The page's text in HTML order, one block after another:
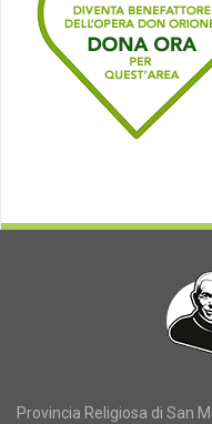
Provincia Religiosa di San